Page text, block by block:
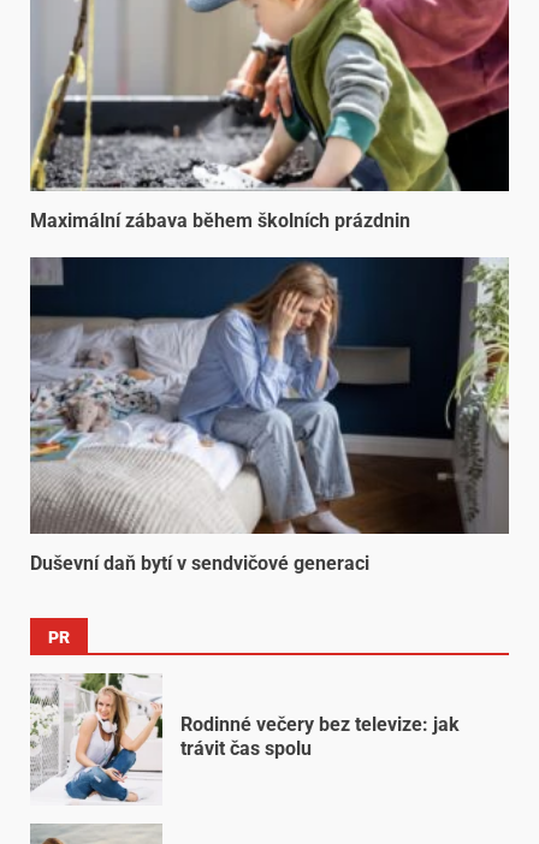
Maximální zábava během školních prázdnin
Duševní daň bytí v sendvičové generaci
PR
Rodinné večery bez televize: jak
trávit čas spolu